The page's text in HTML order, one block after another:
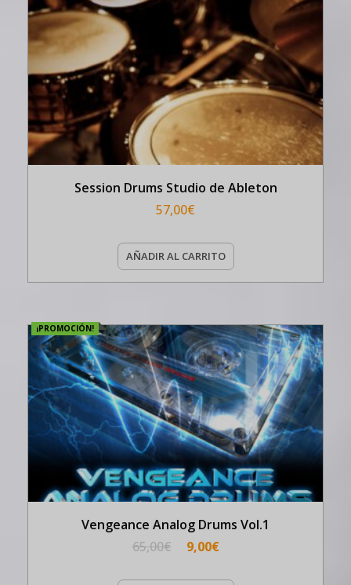
Session Drums Studio de Ableton
57,00€
AÑADIR AL CARRITO
¡PROMOCIÓN!
Vengeance Analog Drums Vol.1
65,00€ 9,00€